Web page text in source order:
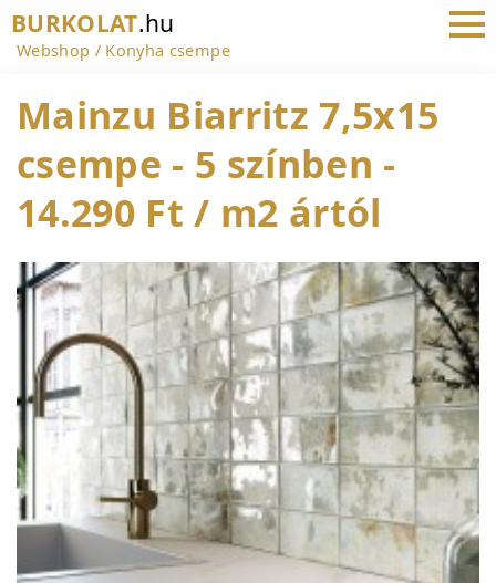
BURKOLAT.hu
Webshop Konyha csempe
Mainzu Biarritz 7,5x15
csempe - 5 színben -
14.290 Ft / m2 ártól